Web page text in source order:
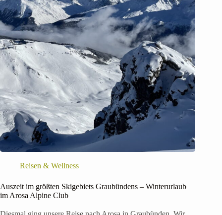
Reisen & Wellness
Auszeit im größten Skigebiets Graubündens – Winterurlaub
im Arosa Alpine Club